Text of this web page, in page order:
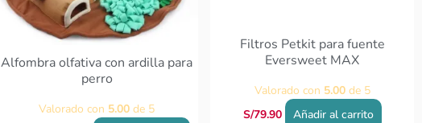
Alfombra olfativa con ardilla para
perro
Valorado con 5.00 de 5
Filtros Petkit para fuente
Eversweet MAX
Valorado con 5.00de 5
S/79.90 Añadir al carrito